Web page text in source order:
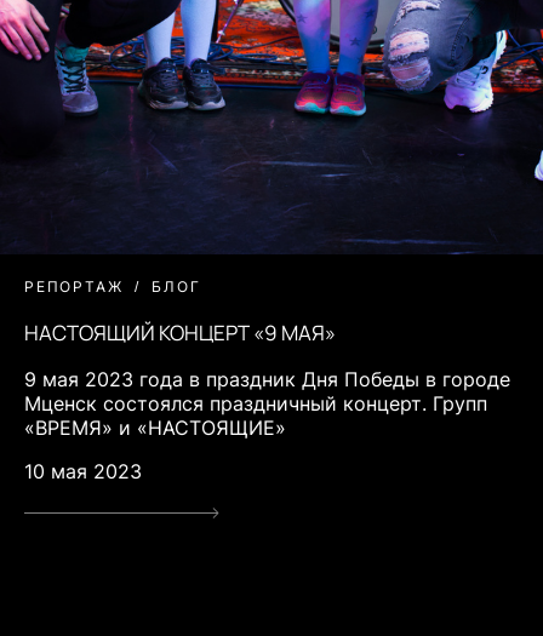
РЕПОРТАЖ БЛОГ
НАСТОЯЩИЙ КОНЦЕРТ «9 МАЯ»
9 мая 2023 года в праздник Дня Победы в городе
Мценск состоялся праздничный концерт. Групп
«ВРЕМЯ» и «НАСТОЯЩИЕ»
10 мая 2023